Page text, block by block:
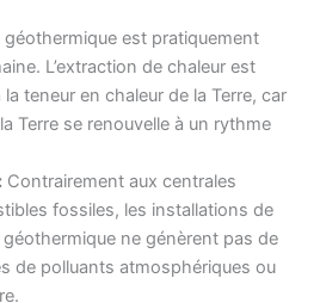
géothermique est pratiquement
L’extraction de chaleur est
teneur en chaleur de la Terre, car
Terre se renouvelle à un rythme
Contrairement aux centrales
fossiles, les installations de
géothermique ne génèrent pas de
de polluants atmosphériques ou